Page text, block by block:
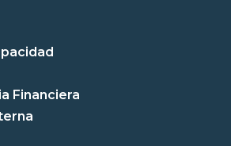
Financiera